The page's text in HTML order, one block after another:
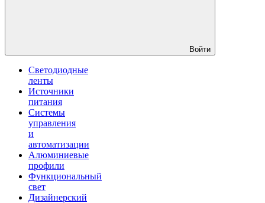
Войти
Светодиодные
ленты
Источники
питания
Системы
управления
и
автоматизации
Алюминиевые
профили
Функциональный
свет
Дизайнерский